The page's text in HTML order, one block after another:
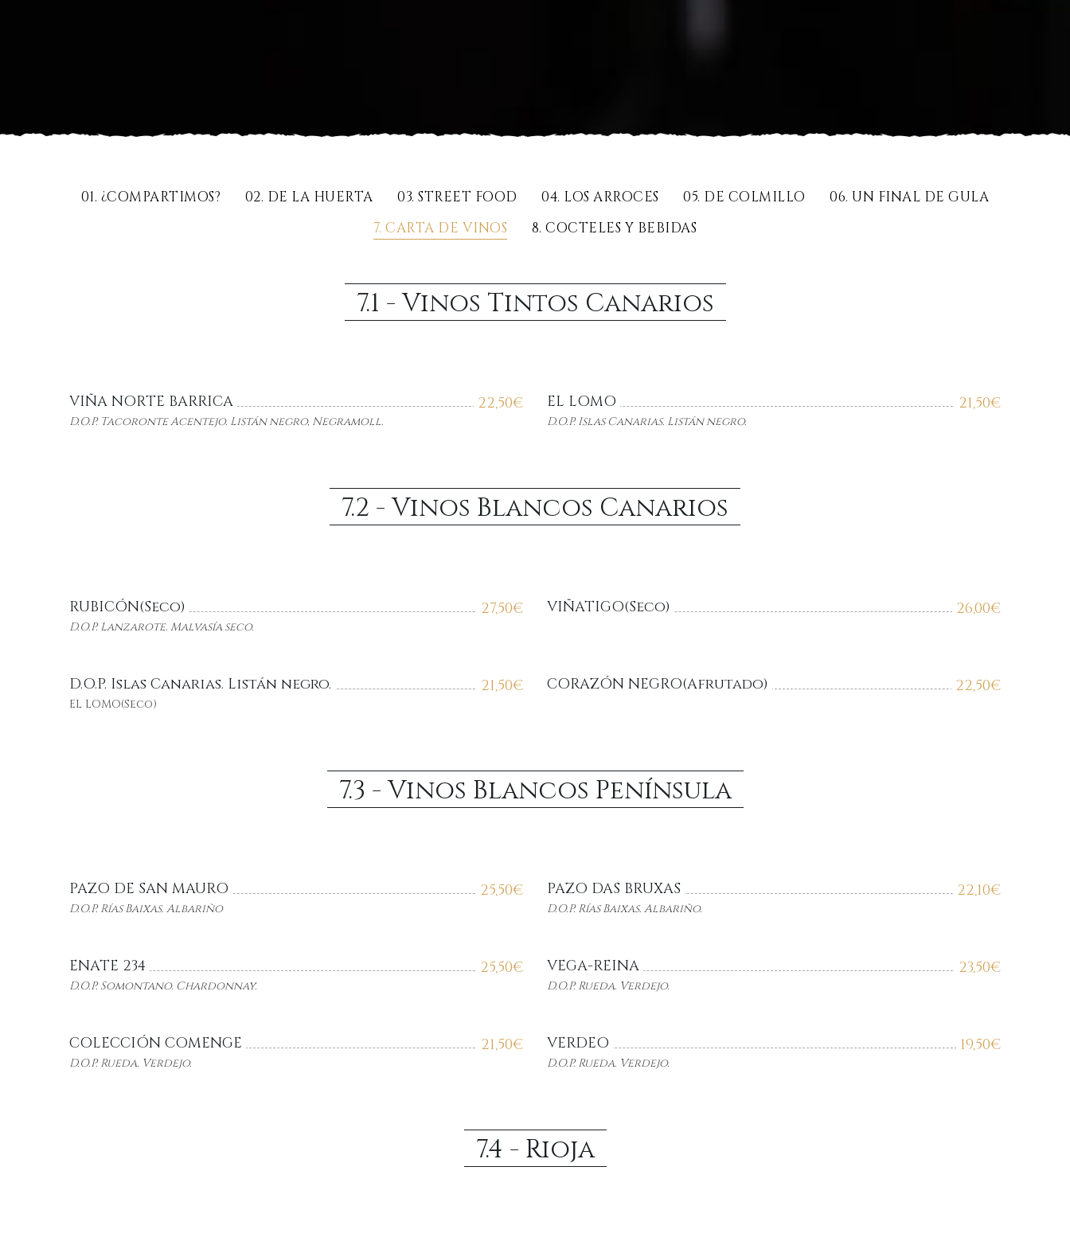
01. ¿COMPARTIMOS? 02. DE LA HUERTA 03. STREET FOOD 04. LOS ARROCES 05. DE COLMILLO
06. UN FINAL DE GULA
7. CARTA DE VINOS
8. COCTELES Y BEBIDAS
7.1 - Vinos Tintos Canarios
22,50€
VIÑA NORTE BARRICA
D.O.P. Tacoronte Acentejo. Listánnegro, Negramoll.
21,50€
EL LOMO
D.O.P. Islas Canarias. Listánnegro.
7.2 - Vinos Blancos Canarios
27,50€
RUBICÓN(Seco)
D.O.P. Lanzarote. Malvasía seco.
26,00€
VIÑATIGO(Seco)
21,50€
D.O.P. Islas Canarias. Listán negro.
EL LOMO(Seco)
22,50€
CORAZÓN NEGRO(Afrutado)
7.3 - Vinos Blancos Península
25,50€
PAZO DE SAN MAURO
D.O.P. Rías Baixas. Albariño
22,10€
PAZO DAS BRUXAS
D.O.P. Rías Baixas. Albariño.
25,50€
ENATE 234
D.O.P. Somontano. Chardonnay.
23,50€
VEGA-REINA
D.O.P. Rueda. Verdejo.
21,50€
COLECCIÓN COMENGE
D.O.P. Rueda. Verdejo.
19,50€
VERDEO
D.O.P. Rueda. Verdejo.
7.4 - Rioja